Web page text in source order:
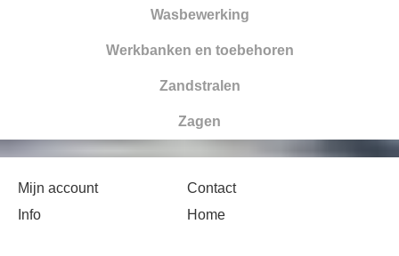
Wasbewerking
Werkbanken en toebehoren
Zandstralen
Zagen
Mijn account
Contact
Info
Home